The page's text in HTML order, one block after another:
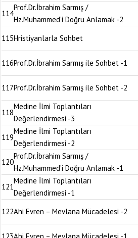
114
Prof.Dr.İbrahim Sarmış /
Hz.Muhammed’i Doğru Anlamak -2
115Hristiyanlarla Sohbet
116Prof.Dr.İbrahim Sarmış ile Sohbet -1
117Prof.Dr.İbrahim Sarmış ile Sohbet -2
118
Medine İlmi Toplantıları
Değerlendirmesi -3
119
Medine İlmi Toplantıları
Değerlendirmesi -2
120
Prof.Dr.İbrahim Sarmış /
Hz.Muhammed’i Doğru Anlamak -1
121
Medine İlmi Toplantıları
Değerlendirmesi -1
122Ahi Evren – Mevlana Mücadelesi -2